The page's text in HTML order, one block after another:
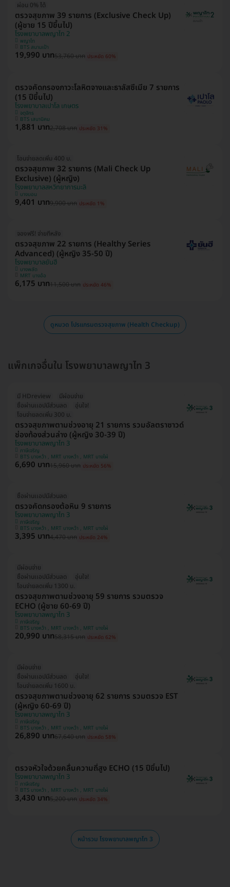
ผ่อน 0% ได้
ตรวจสุขภาพ 39 รายการ (Exclusive Check Up)
(ผู้ชาย 15 ปีขึ้นไป)
โรงพยาบาลพญาไท 2
พญาไท
BTS สนามเป้า
19,990 บาท53,760 บาท ประหยัด 60%
ตรวจคัดกรองภาวะโลหิตจางและธาลัสซีเมีย 7 รายการ
(15 ปีขึ้นไป)
โรงพยาบาลเปาโล เกษตร
จตุจักร
BTS เสนานิคม
1,881 บาท2,708 บาท ประหยัด 31%
โอนจ่ายลดเพิ่ม 400 บ.
ตรวจสุขภาพ 32 รายการ (Mali Check Up
Exclusive) (ผู้หญิง)
โรงพยาบาลสหวิทยาการมะลิ
บางบอน
9,401 บาท9,900 บาท ประหยัด 1%
จองฟรี! จ่ายทีหลัง
ตรวจสุขภาพ 22 รายการ (Healthy Series
Advanced) (ผู้หญิง 35-50 ปี)
โรงพยาบาลยันฮี
บางพลัด
MRT บางอ้อ
6,175 บาท11,500 บาท ประหยัด 46%
ดูหมวด โปรแกรมตรวจสุขภาพ (Health Checkup)
แพ็กเกจอื่นใน โรงพยาบาลพญาไท 3
มี HDreview
มีผ่อนจ่าย
ซื้อผ่านเเอปมีส่วนลด
อุ่นใจ!
โอนจ่ายลดเพิ่ม 300 บ.
ตรวจสุขภาพตามช่วงอายุ 21 รายการ รวมอัลตราซาวด์
ช่องท้องส่วนล่าง (ผู้หญิง 30-39 ปี)
โรงพยาบาลพญาไท 3
ภาษีเจริญ
BTS บางหว้า , MRT บางหว้า , MRT บางไผ่
6,690 บาท15,960 บาท ประหยัด 56%
ซื้อผ่านเเอปมีส่วนลด
ตรวจคัดกรองต้อหิน 9 รายการ
โรงพยาบาลพญาไท 3
ภาษีเจริญ
BTS บางหว้า , MRT บางหว้า , MRT บางไผ่
3,395 บาท4,470 บาท ประหยัด 24%
มีผ่อนจ่าย
ซื้อผ่านเเอปมีส่วนลด
อุ่นใจ!
โอนจ่ายลดเพิ่ม 1300 บ.
ตรวจสุขภาพตามช่วงอายุ 59 รายการ รวมตรวจ
ECHO (ผู้ชาย 60-69 ปี)
โรงพยาบาลพญาไท 3
ภาษีเจริญ
BTS บางหว้า , MRT บางหว้า , MRT บางไผ่
20,990 บาท58,315 บาท ประหยัด 62%
มีผ่อนจ่าย
ซื้อผ่านเเอปมีส่วนลด
อุ่นใจ!
โอนจ่ายลดเพิ่ม 1600 บ.
ตรวจสุขภาพตามช่วงอายุ 62 รายการ รวมตรวจ EST
(ผู้หญิง 60-69 ปี)
โรงพยาบาลพญาไท 3
ภาษีเจริญ
BTS บางหว้า , MRT บางหว้า , MRT บางไผ่
26,890 บาท67,640 บาท ประหยัด 58%
ตรวจหัวใจด้วยคลื่นความถี่สูง ECHO (15 ปีขึ้นไป)
โรงพยาบาลพญาไท 3
ภาษีเจริญ
BTS บางหว้า , MRT บางหว้า , MRT บางไผ่
3,430 บาท5,200 บาท ประหยัด 34%
หน้ารวม โรงพยาบาลพญาไท 3